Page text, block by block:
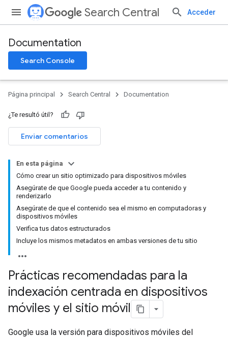
Search Central Acceder
Documentation
Search Console
Página principal Search Central Documentation
¿Te resultó útil?
Enviar comentarios
En esta página
Cómo crear un sitio optimizado para dispositivos móviles
Asegúrate de que Google pueda acceder a tu contenido y
renderizarlo
Asegúrate de que el contenido sea el mismo en computadoras y
dispositivos móviles
Verifica tus datos estructurados
Incluye los mismos metadatos en ambas versiones de tu sitio
Prácticas recomendadas para la
indexación centrada en dispositivos
móviles y el sitio móvil
Google usa la versión para dispositivos móviles del